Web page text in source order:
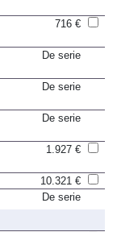
716 €
De serie
De serie
De serie
1.927 €
10.321 €
De serie